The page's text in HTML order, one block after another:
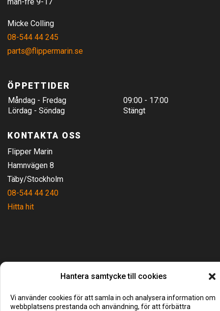
Hantera samtycke till cookies
Vi använder cookies för att samla in och analysera information om
webbplatsens prestanda och användning, för att förbättra
Micke Colling
08-544 44 245
parts@flippermarin.se
ÖPPETTIDER
Måndag - Fredag
09:00 - 17:00
Lördag - Söndag
Stängt
KONTAKTA OSS
Flipper Marin
Hamnvägen 8
Täby/Stockholm
08-544 44 240
Hitta hit